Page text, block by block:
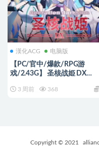
漢化ACG 电脑版
【PC/官中/爆款/RPG游
戏/2.43G】 圣核战姫 DX
Ver2.6 官中步兵+爆款RPG游
3 周前 368
Copyright © 2021